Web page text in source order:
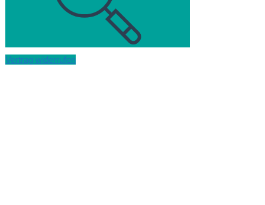
Vertrag widerrufen